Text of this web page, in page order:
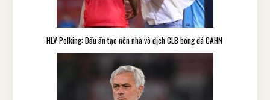
HLV Polking: Dấu ấn tạo nên nhà vô địch CLB bóng đá CAHN